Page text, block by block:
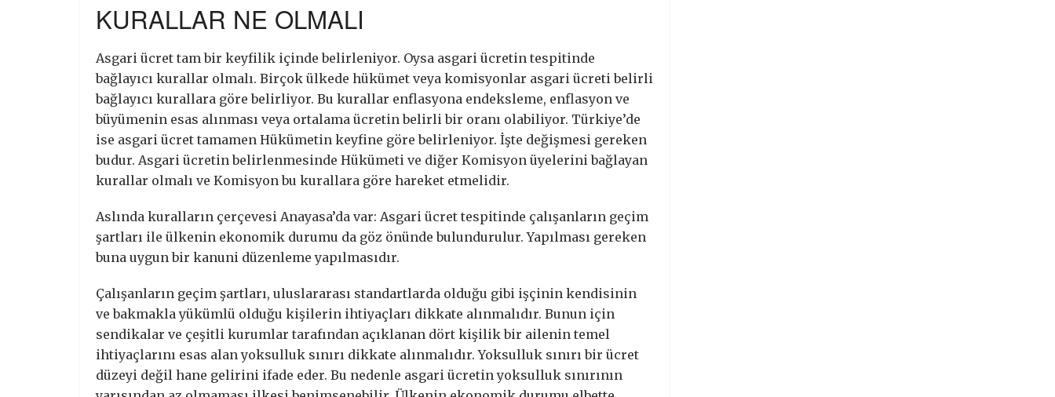
KURALLAR NE OLMALI
Asgari ücret tam bir keyfilik içinde belirleniyor. Oysa asgari ücretin tespitinde
bağlayıcı kurallar olmalı. Birçok ülkede hükümet veya komisyonlar asgari ücreti belirli
bağlayıcı kurallara göre belirliyor. Bu kurallar enflasyona endeksleme, enflasyon ve
büyümenin esas alınması veya ortalama ücretin belirli bir oranı olabiliyor. Türkiye’de
ise asgari ücret tamamen Hükümetin keyfine göre belirleniyor. İşte değişmesi gereken
budur. Asgari ücretin belirlenmesinde Hükümeti ve diğer Komisyon üyelerini bağlayan
kurallar olmalı ve Komisyon bu kurallara göre hareket etmelidir.
Aslında kuralların çerçevesi Anayasa’da var: Asgari ücret tespitinde çalışanların geçim
şartları ile ülkenin ekonomik durumu da göz önünde bulundurulur. Yapılması gereken
buna uygun bir kanuni düzenleme yapılmasıdır.
Çalışanların geçim şartları, uluslararası standartlarda olduğu gibi işçinin kendisinin
ve bakmakla yükümlü olduğu kişilerin ihtiyaçları dikkate alınmalıdır. Bunun için
sendikalar ve çeşitli kurumlar tarafından açıklanan dört kişilik bir ailenin temel
ihtiyaçlarını esas alan yoksulluk sınırı dikkate alınmalıdır. Yoksulluk sınırı bir ücret
düzeyi değil hane gelirini ifade eder. Bu nedenle asgari ücretin yoksulluk sınırının